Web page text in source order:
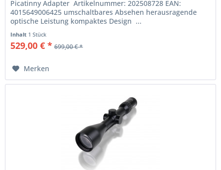
Picatinny Adapter Artikelnummer: 202508728 EAN:
4015649006425 umschaltbares Absehen herausragende
optische Leistung kompaktes Design ...
Inhalt 1 Stück
529,00 € * 699,00 € *
Merken